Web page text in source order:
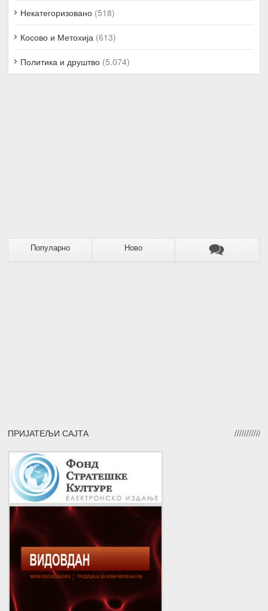
Некатегоризовано (518)
Косово и Метохија (613)
Политика и друштво (5.074)
Популарно Ново
ПРИЈАТЕЉИ САЈТА